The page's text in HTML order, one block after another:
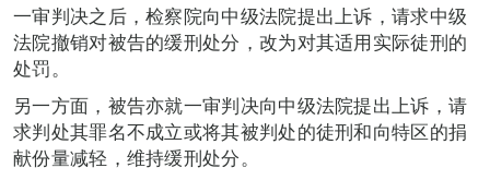
一审判决之后，检察院向中级法院提出上诉，请求中级
法院撤销对被告的缓刑处分，改为对其适用实际徒刑的
处罚。
另一方面，被告亦就一审判决向中级法院提出上诉，请
求判处其罪名不成立或将其被判处的徒刑和向特区的捐
献份量减轻，维持缓刑处分。